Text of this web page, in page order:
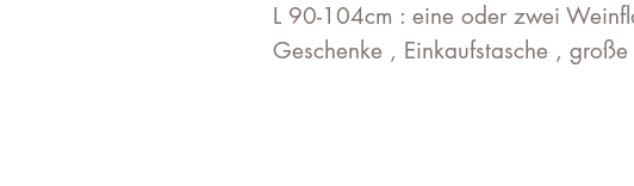
L 90-104cm : eine oder zwei
Geschenke , Einkaufstasche , große